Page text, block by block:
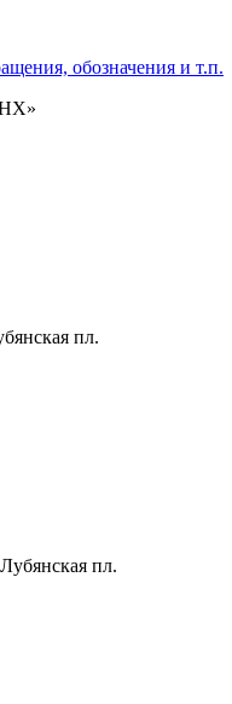
обозначения и т.п.
пл.
пл.